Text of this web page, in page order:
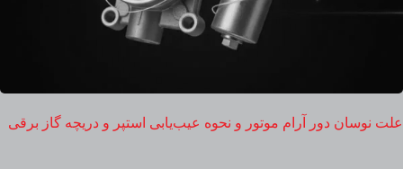
علت نوسان دور آرام موتور و نحوه عیب‌یابی استپر و دریچه گاز برقی